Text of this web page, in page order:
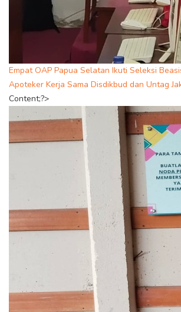
Empat OAP Papua Selatan Ikuti Seleksi
Apoteker Kerja Sama Disdikbud dan Untag
Content;?>